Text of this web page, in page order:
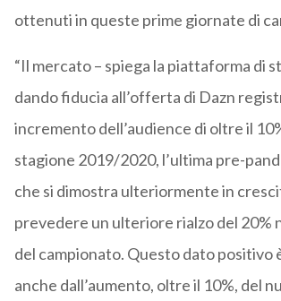
ottenuti in queste prime giornate di
“Il mercato – spiega la piattaforma di
dando fiducia all’offerta di Dazn
incremento dell’audience di oltre il
stagione 2019/2020, l’ultima pre-
che si dimostra ulteriormente in
prevedere un ulteriore rialzo del 20%
del campionato. Questo dato positivo
anche dall’aumento, oltre il 10%, del